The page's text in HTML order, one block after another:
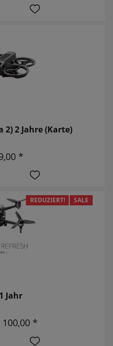
2) 2 Jahre (Karte)
*
REDUZIERT! SALE
Jahr
100,00 *